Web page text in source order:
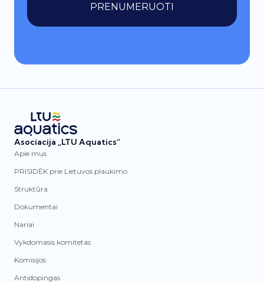
PRENUMERUOTI
Asociacija „LTU Aquatics“
Apie mus
PRISIDĖK prie Lietuvos plaukimo
Struktūra
Dokumentai
Nariai
Vykdomasis komitetas
Komisijos
Antidopingas